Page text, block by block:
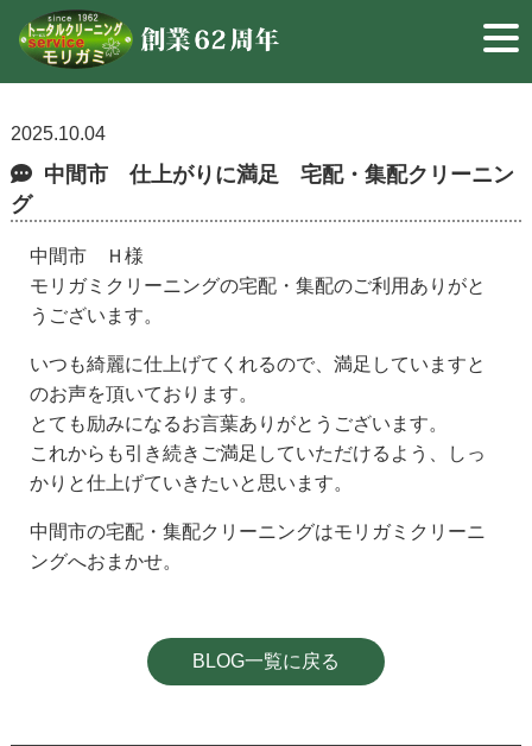
2025.10.04
中間市 仕上がりに満足 宅配・集配クリーニン
グ
中間市 Ｈ様
モリガミクリーニングの宅配・集配のご利用ありがと
うございます。
いつも綺麗に仕上げてくれるので、満足していますと
のお声を頂いております。
とても励みになるお言葉ありがとうございます。
これからも引き続きご満足していただけるよう、しっ
かりと仕上げていきたいと思います。
中間市の宅配・集配クリーニングはモリガミクリーニ
ングへおまかせ。
BLOG一覧に戻る